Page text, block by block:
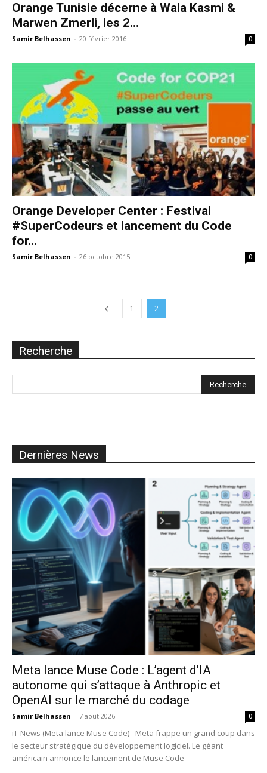
Orange Tunisie décerne à Wala Kasmi &
Marwen Zmerli, les 2...
Samir Belhassen - 20 février 2016 0
Orange Developer Center : Festival
#SuperCodeurs et lancement du Code
for...
Samir Belhassen - 26 octobre 2015 0
1 2
Recherche
Dernières News
Meta lance Muse Code : L’agent d’IA
autonome qui s’attaque à Anthropic et
OpenAI sur le marché du codage
Samir Belhassen - 7 août 2026 0
iT-News (Meta lance Muse Code) - Meta frappe un grand coup dans
le secteur stratégique du développement logiciel. Le géant
américain annonce le lancement de Muse Code